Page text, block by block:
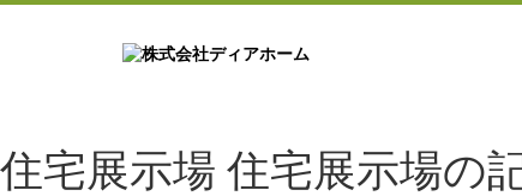
住宅展示場 住宅展示場の